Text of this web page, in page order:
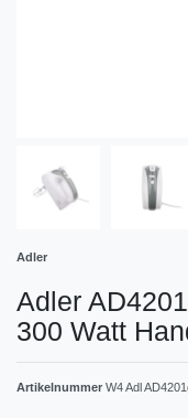
Adler
Adler
300 Watt
Artikelnummer W4 Adl